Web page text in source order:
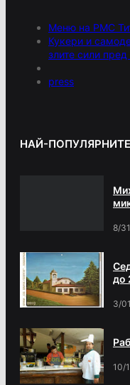
Меню на РМС
Кукери и
злите сили
press
НАЙ-ПОПУЛЯРНИТЕ
8/
до
3/
10/